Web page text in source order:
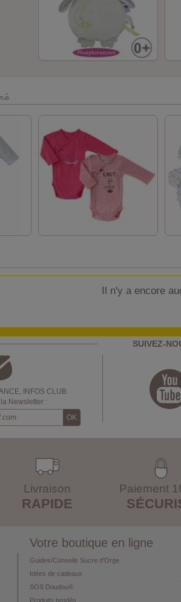
Il n'y a encore
SUIVEZ-
INFOS CLUB
Newsletter :
Livraison
RAPIDE
Paiement
Votre boutique en ligne
Guides/Conseils Sucre d'Orge
Idées de cadeaux
SOS Doudou®
Produits brodés